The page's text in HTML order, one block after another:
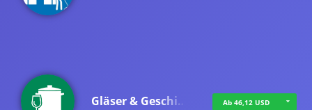
Gläser & Geschi… Ab 46,12 USD